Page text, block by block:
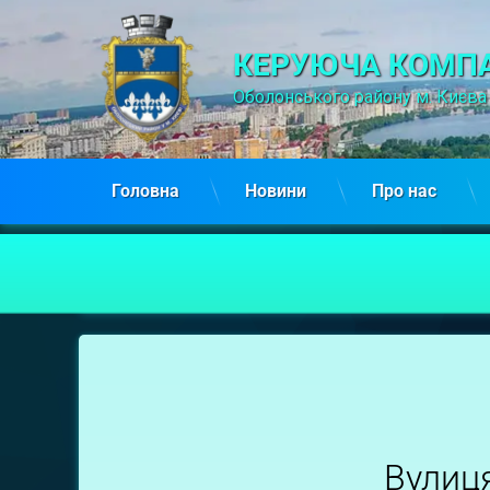
КЕРУЮЧА
Оболонського району м. Києва
Головна Новини Про нас